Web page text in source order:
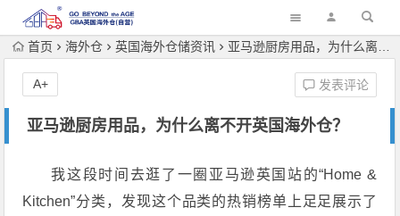
首页 海外仓 英国海外仓储资讯 亚马逊厨房用品，为什么离不开英国海外仓？
亚马逊厨房用品，为什么离不开英国海外仓？
发表评论
A+
我这段时间去逛了一圈亚马逊英国站的“Home &
Kitchen”分类，发现这个品类的热销榜单上足足展示了